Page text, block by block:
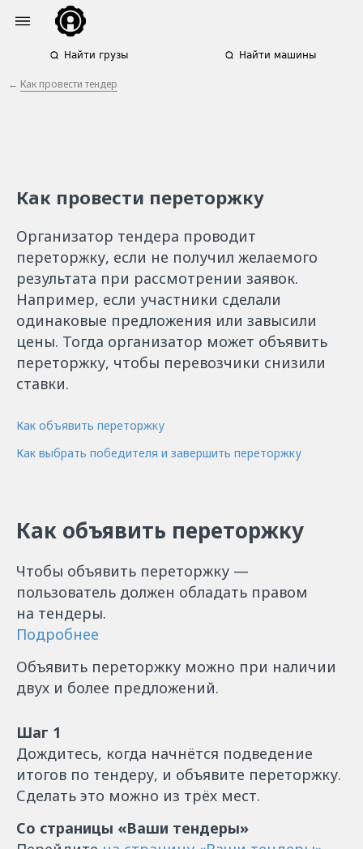
Найти грузы Найти машины
← Как провести тендер
Как провести переторжку
Организатор тендера проводит
переторжку, если не получил желаемого
результата при рассмотрении заявок.
Например, если участники сделали
одинаковые предложения или завысили
цены. Тогда организатор может объявить
переторжку, чтобы перевозчики снизили
ставки.
Как объявить переторжку
Как выбрать победителя и завершить переторжку
Как объявить переторжку
Чтобы объявить переторжку —
пользователь должен обладать правом
на тендеры.
Подробнее
Объявить переторжку можно при наличии
двух и более предложений.
Шаг 1
Дождитесь, когда начнётся подведение
итогов по тендеру, и объявите переторжку.
Сделать это можно из трёх мест.
Со страницы «Ваши тендеры»